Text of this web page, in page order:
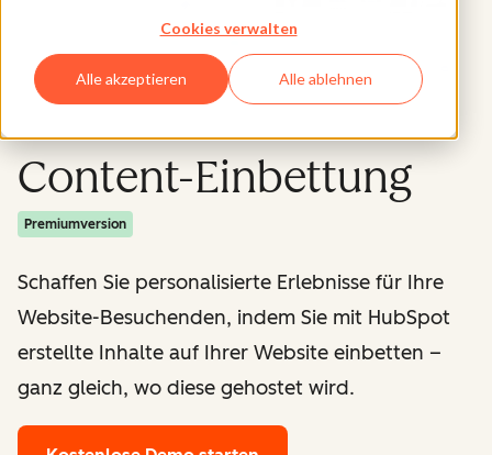
Cookies verwalten
Alle akzeptieren Alle ablehnen
Content-Einbettung
Premiumversion
Schaffen Sie personalisierte Erlebnisse für Ihre
Website-Besuchenden, indem Sie mit HubSpot
erstellte Inhalte auf Ihrer Website einbetten –
ganz gleich, wo diese gehostet wird.